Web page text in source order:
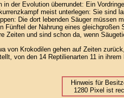
der Evolution überrundet: Ein
meist unterlegen: Sie sind
Die dort lebenden Säuger müssen
der Nahrung eines gleichgroßen
Zeiten und sind schon da, wenn
von Krokodilen gehen auf Zeiten
von den 14 Reptilienarten 11 in ihrem
Hinweis für
1280 Pixel ist